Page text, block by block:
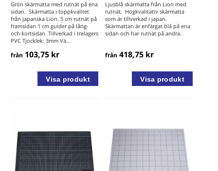
Grön skärmatta med rutnät på ena
sidan. Skärmatta i toppkvalitet
från japanska Lion. 5 cm rutnät på
framsidan 1 cm guider på lång-
och kortsidan. Tillverkad i trelagers
PVC Tjocklek: 3mm Vä...
från 103,75 kr
Ljusblå skärmatta från Lion med
rutnät. Högkvalitativ skärmatta
som är tillverkad i japan.
Skärmattan är enfärgat blå på ena
sidan och har rutnät på andra.
från 418,75 kr